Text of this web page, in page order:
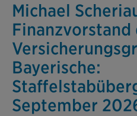
Michael
Finanzvorstand
Bayerische:
September